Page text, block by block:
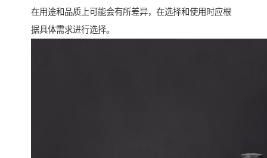
在用途和品质上可能会有所差异，在选择和使用时应根
据具体需求进行选择。